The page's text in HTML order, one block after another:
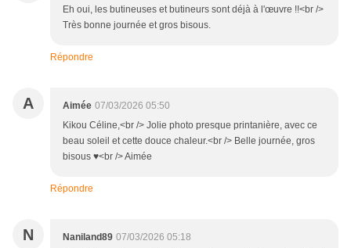
Eh oui, les butineuses et butineurs sont déjà à l'œuvre !!<br />
Très bonne journée et gros bisous.
Répondre
A Aimée 07/03/2026 05:50
Kikou Céline,<br /> Jolie photo presque printanière, avec ce
beau soleil et cette douce chaleur.<br /> Belle journée, gros
bisous ♥<br /> Aimée
Répondre
N Naniland89 07/03/2026 05:18